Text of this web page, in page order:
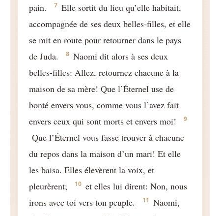
pain.
7 Elle sortit du lieu qu’elle habitait,
accompagnée de ses deux belles-filles, et elle
se mit en route pour retourner dans le pays
de Juda.
8 Naomi dit alors à ses deux
belles-filles: Allez, retournez chacune à la
maison de sa mère! Que l’Éternel use de
bonté envers vous, comme vous l’avez fait
envers ceux qui sont morts et envers moi!
9
Que l’Éternel vous fasse trouver à chacune
du repos dans la maison d’un mari! Et elle
les baisa. Elles élevèrent la voix, et
pleurèrent;
10 et elles lui dirent: Non, nous
irons avec toi vers ton peuple.
11 Naomi,